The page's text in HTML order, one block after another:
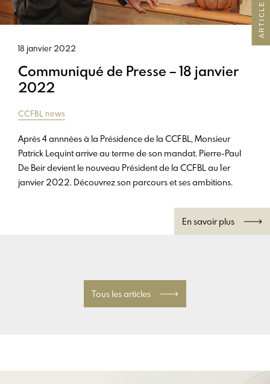
ARTICLE
18 janvier 2022
Communiqué de Presse – 18 janvier
2022
CCFBL news
Après 4 annnées à la Présidence de la CCFBL, Monsieur
Patrick Lequint arrive au terme de son mandat. Pierre-Paul
De Beir devient le nouveau Président de la CCFBL au 1er
janvier 2022. Découvrez son parcours et ses ambitions.
En savoir plus
Tous les articles